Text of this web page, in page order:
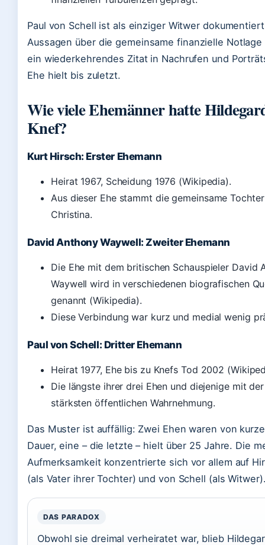
Paul von Schell ist als einziger Witwer
Aussagen über die gemeinsame finanzielle Notlage
ein wiederkehrendes Zitat in Nachrufen und
Ehe hielt bis zuletzt.
Wie viele Ehemänner hatte
Knef?
Kurt Hirsch: Erster Ehemann
Heirat 1967, Scheidung 1976 (Wikipedia).
Aus dieser Ehe stammt die gemeinsame Tochter
Christina.
David Anthony Waywell: Zweiter Ehemann
Die Ehe mit dem britischen Schauspieler David
Waywell wird in verschiedenen biografischen
genannt (Wikipedia).
Diese Verbindung war kurz und medial wenig
Paul von Schell: Dritter Ehemann
Heirat 1977, Ehe bis zu Knefs Tod 2002
Die längste ihrer drei Ehen und diejenige mit der
stärksten öffentlichen Wahrnehmung.
Das Muster ist auffällig: Zwei Ehen waren von
Dauer, eine – die letzte – hielt über 25 Jahre. Die
Aufmerksamkeit konzentrierte sich vor allem auf
(als Vater ihrer Tochter) und von Schell (als
DAS PARADOX
Obwohl sie dreimal verheiratet war, blieb